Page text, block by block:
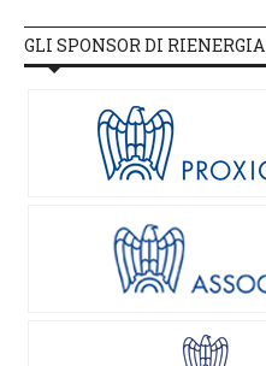
GLI SPONSOR DI RIENERGIA